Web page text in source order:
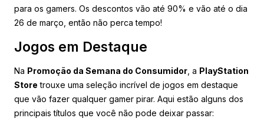
para os gamers. Os descontos vão até 90% e vão até o dia
26 de março, então não perca tempo!
Jogos em Destaque
Na Promoção da Semana do Consumidor , a PlayStation
Store trouxe uma seleção incrível de jogos em destaque
que vão fazer qualquer gamer pirar. Aqui estão alguns dos
principais títulos que você não pode deixar passar: